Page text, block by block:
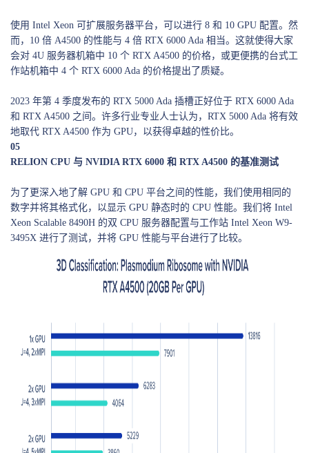
使用 Intel Xeon 可扩展服务器平台，可以进行 8 和 10 GPU 配置。然
而，10 倍 A4500 的性能与 4 倍 RTX 6000 Ada 相当。这就使得大家
会对 4U 服务器机箱中 10 个 RTX A4500 的价格，或更便携的台式工
作站机箱中 4 个 RTX 6000 Ada 的价格提出了质疑。
2023 年第 4 季度发布的 RTX 5000 Ada 插槽正好位于 RTX 6000 Ada
和 RTX A4500 之间。许多行业专业人士认为，RTX 5000 Ada 将有效
地取代 RTX A4500 作为 GPU，以获得卓越的性价比。
05
RELION CPU 与 NVIDIA RTX 6000 和 RTX A4500 的基准测试
为了更深入地了解 GPU 和 CPU 平台之间的性能，我们使用相同的
数字并将其格式化，以显示 GPU 静态时的 CPU 性能。我们将 Intel
Xeon Scalable 8490H 的双 CPU 服务器配置与工作站 Intel Xeon W9-
3495X 进行了测试，并将 GPU 性能与平台进行了比较。